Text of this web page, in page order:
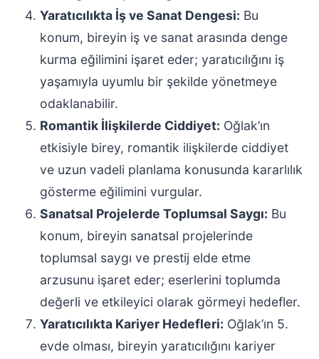
Yaratıcılıkta İş ve Sanat Dengesi: Bu
konum, bireyin iş ve sanat arasında denge
kurma eğilimini işaret eder; yaratıcılığını iş
yaşamıyla uyumlu bir şekilde yönetmeye
odaklanabilir.
Romantik İlişkilerde Ciddiyet: Oğlak’ın
etkisiyle birey, romantik ilişkilerde ciddiyet
ve uzun vadeli planlama konusunda kararlılık
gösterme eğilimini vurgular.
Sanatsal Projelerde Toplumsal Saygı: Bu
konum, bireyin sanatsal projelerinde
toplumsal saygı ve prestij elde etme
arzusunu işaret eder; eserlerini toplumda
değerli ve etkileyici olarak görmeyi hedefler.
Yaratıcılıkta Kariyer Hedefleri: Oğlak’ın 5.
evde olması, bireyin yaratıcılığını kariyer